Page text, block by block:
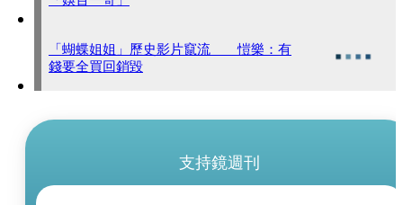
「蝴蝶姐姐」歷史影片竄流 愷樂：有
錢要全買回銷毀
支持鏡週刊